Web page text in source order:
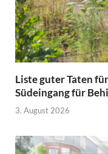
Liste guter Taten
Südeingang für
3. August 2026